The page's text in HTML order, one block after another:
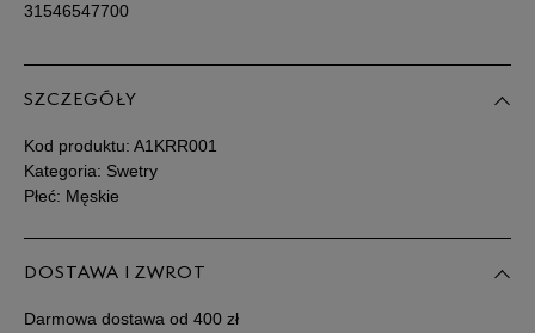
31546547700
SZCZEGÓŁY
Kod produktu: A1KRR001
Kategoria: Swetry
Płeć: Męskie
DOSTAWA I ZWROT
Darmowa dostawa od 400 zł